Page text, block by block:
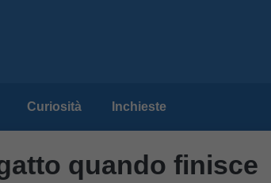
Curiosità Inchieste
quando finisce